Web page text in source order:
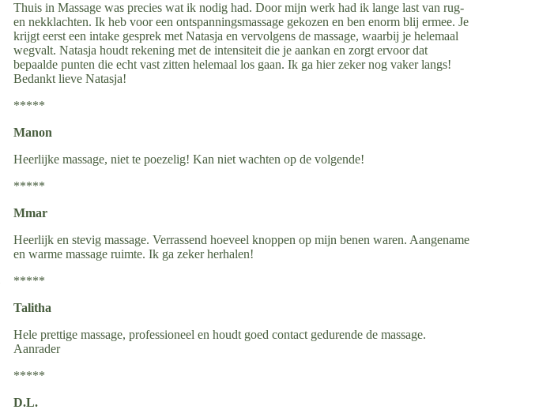
Thuis in Massage was precies wat ik nodig had. Door mijn werk had ik lange last van rug-
en nekklachten. Ik heb voor een ontspanningsmassage gekozen en ben enorm blij ermee. Je
krijgt eerst een intake gesprek met Natasja en vervolgens de massage, waarbij je helemaal
wegvalt. Natasja houdt rekening met de intensiteit die je aankan en zorgt ervoor dat
bepaalde punten die echt vast zitten helemaal los gaan. Ik ga hier zeker nog vaker langs!
Bedankt lieve Natasja!
*****
Manon
Heerlijke massage, niet te poezelig! Kan niet wachten op de volgende!
*****
Mmar
Heerlijk en stevig massage. Verrassend hoeveel knoppen op mijn benen waren. Aangename
en warme massage ruimte. Ik ga zeker herhalen!
*****
Talitha
Hele prettige massage, professioneel en houdt goed contact gedurende de massage.
Aanrader
*****
D.L.